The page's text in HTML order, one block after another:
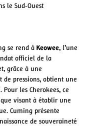
le Sud‑Ouest
se rend à Keowee, l’une
officiel de la
grâce à une
de pressions, obtient une
les Cherokees, ce
visant à établir une
Cuming présente
de souveraineté